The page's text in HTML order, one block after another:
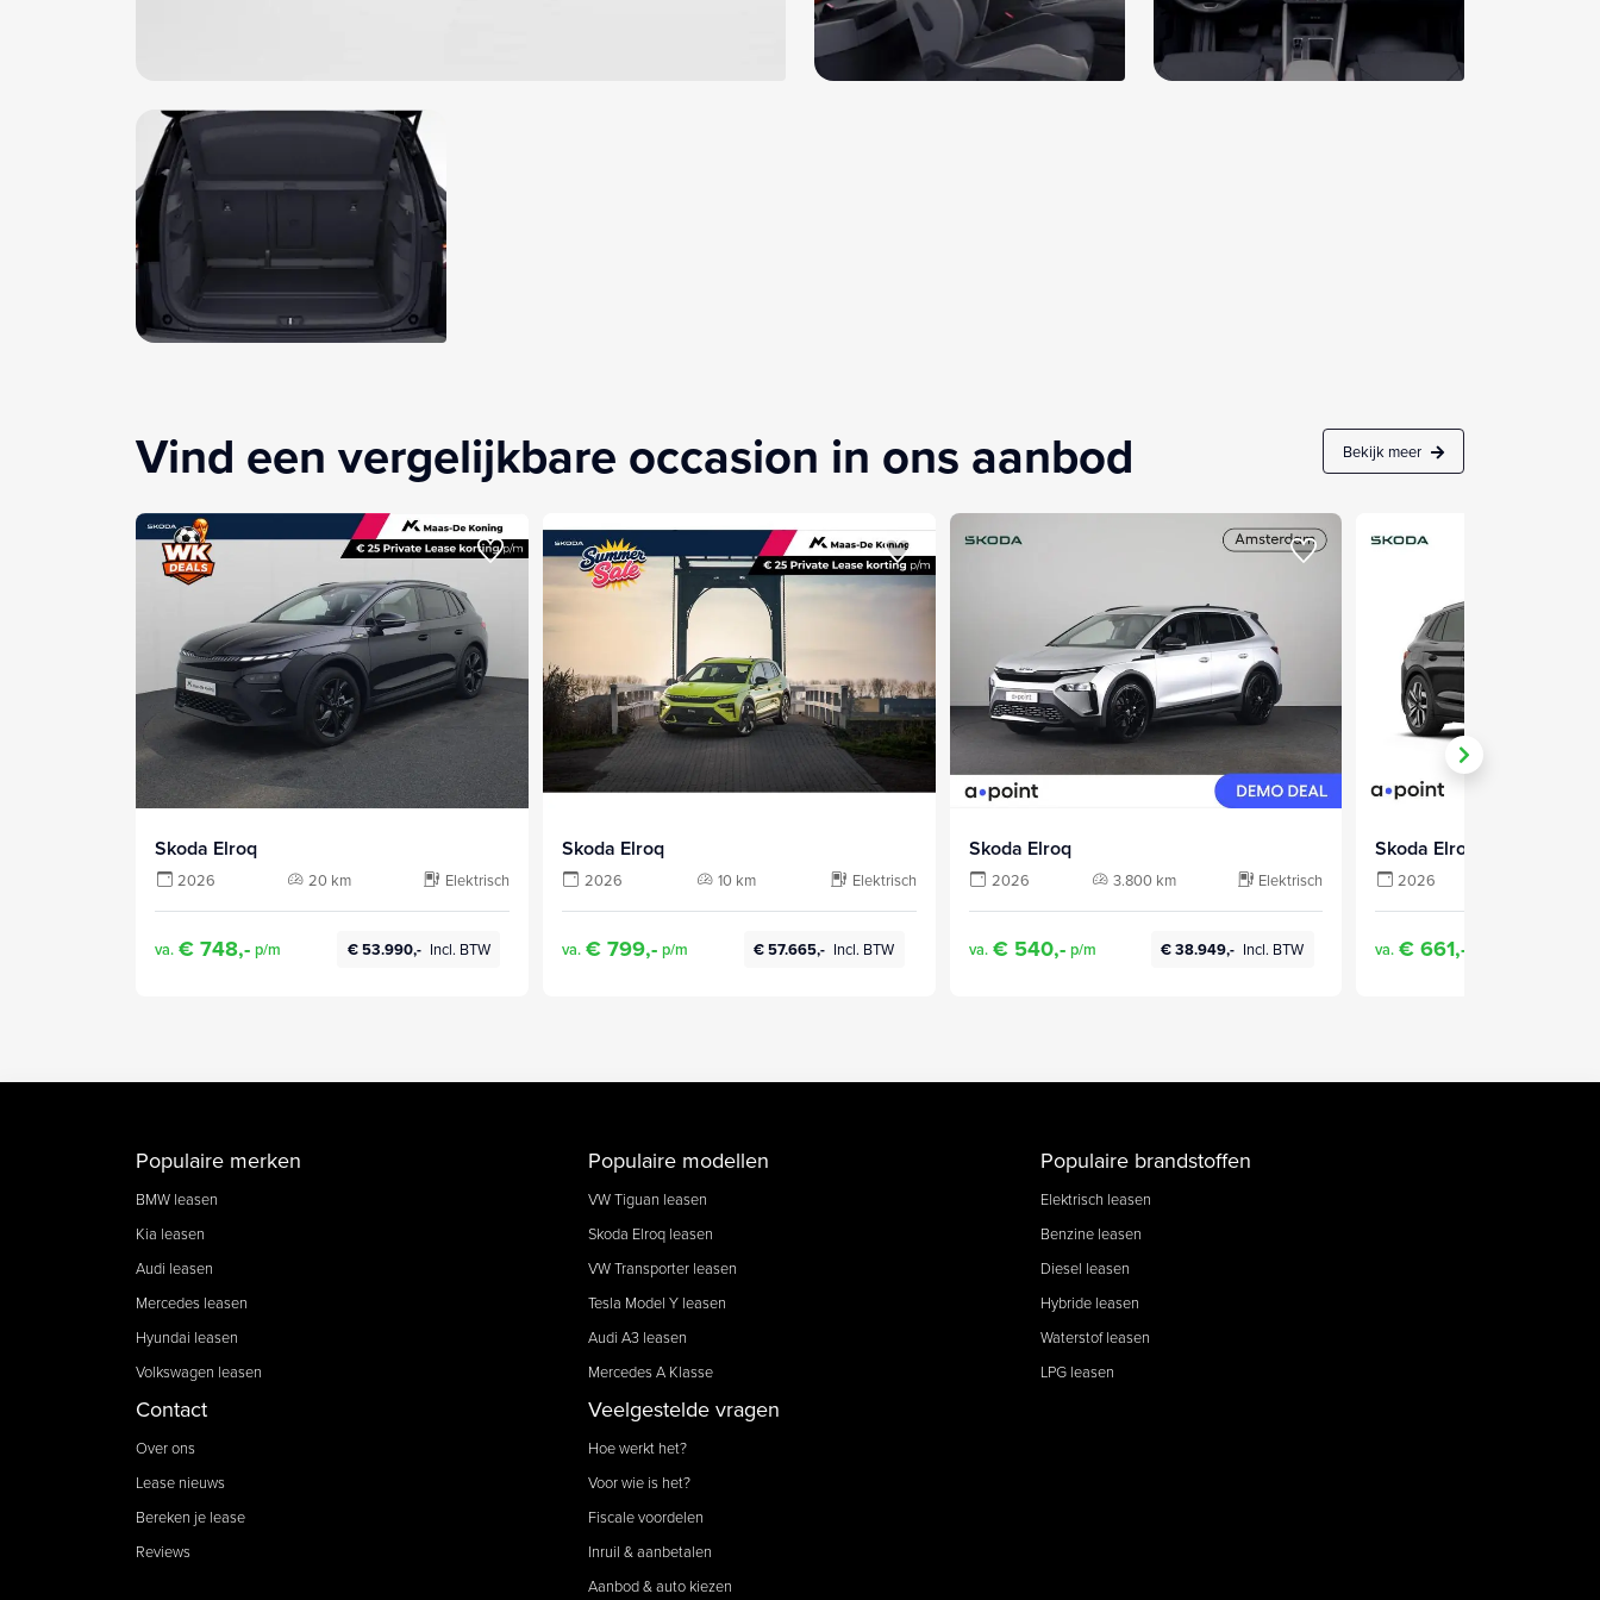
Vind een vergelijkbare occasion in ons aanbod Bekijk meer
Skoda Elroq
2026 20 km Elektrisch
va. € 748,- p/m € 53.990,- Incl. BTW
Skoda Elroq
2026 10 km Elektrisch
va. € 799,- p/m € 57.665,- Incl. BTW
Skoda Elroq
2026 3.800 km Elektrisch
va. € 540,- p/m € 38.949,- Incl. BTW
Skoda Elroq
2026
va. € 661,-
Populaire merken
BMW leasen
Kia leasen
Audi leasen
Mercedes leasen
Hyundai leasen
Volkswagen leasen
Populaire modellen
VW Tiguan leasen
Skoda Elroq leasen
VW Transporter leasen
Tesla Model Y leasen
Audi A3 leasen
Mercedes A Klasse
Populaire brandstoffen
Elektrisch leasen
Benzine leasen
Diesel leasen
Hybride leasen
Waterstof leasen
LPG leasen
Contact
Over ons
Lease nieuws
Bereken je lease
Reviews
Veelgestelde vragen
Hoe werkt het?
Voor wie is het?
Fiscale voordelen
Inruil & aanbetalen
Aanbod & auto kiezen